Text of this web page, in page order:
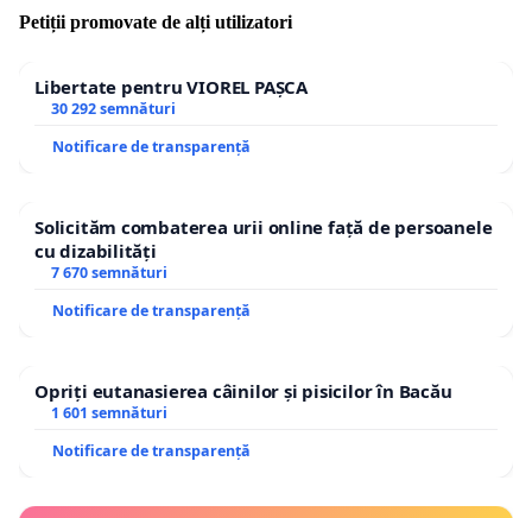
Petiții promovate de alți utilizatori
Libertate pentru VIOREL PAȘCA
30 292 semnături
Notificare de transparență
Solicităm combaterea urii online față de persoanele
cu dizabilități
7 670 semnături
Notificare de transparență
Opriți eutanasierea câinilor și pisicilor în Bacău
1 601 semnături
Notificare de transparență